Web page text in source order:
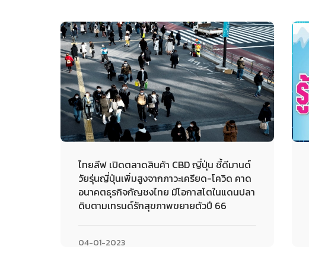
ไทยลีฟ เปิดตลาดสินค้า CBD ญี่ปุ่น ชี้ดีมานด์
วัยรุ่นญี่ปุ่นเพิ่มสูงจากภาวะเครียด-โควิด คาด
อนาคตธุรกิจกัญชงไทย มีโอกาสโตในแดนปลา
ดิบตามเทรนด์รักสุขภาพขยายตัวปี 66
04-01-2023